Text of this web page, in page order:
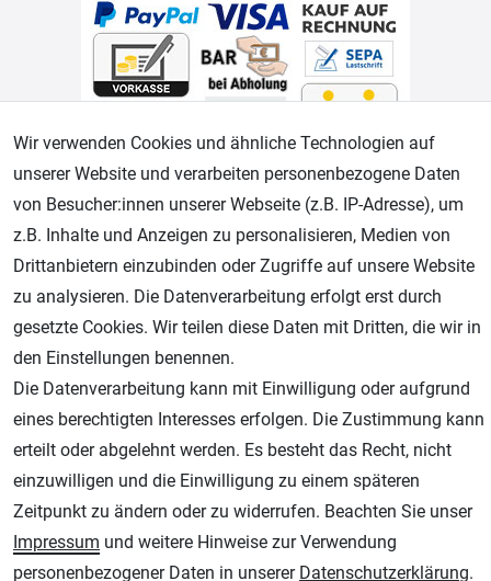
Geprüfter Shop
AGB Widerrufsrecht Datenschutz Impressum
Schmincke-City.de
Schmincke Künstlerfarben das Gesamtsortiment
Wir verwenden Cookies und ähnliche Technologien auf
unserer Website und verarbeiten personenbezogene Daten
von Besucher:innen unserer Webseite (z.B. IP-Adresse), um
z.B. Inhalte und Anzeigen zu personalisieren, Medien von
Drittanbietern einzubinden oder Zugriffe auf unsere Website
zu analysieren. Die Datenverarbeitung erfolgt erst durch
gesetzte Cookies. Wir teilen diese Daten mit Dritten, die wir in
den Einstellungen benennen.
Die Datenverarbeitung kann mit Einwilligung oder aufgrund
eines berechtigten Interesses erfolgen. Die Zustimmung kann
erteilt oder abgelehnt werden. Es besteht das Recht, nicht
einzuwilligen und die Einwilligung zu einem späteren
Zeitpunkt zu ändern oder zu widerrufen. Beachten Sie unser
Impressum und weitere Hinweise zur Verwendung
personenbezogener Daten in unserer Daten­schutz­erklärung.